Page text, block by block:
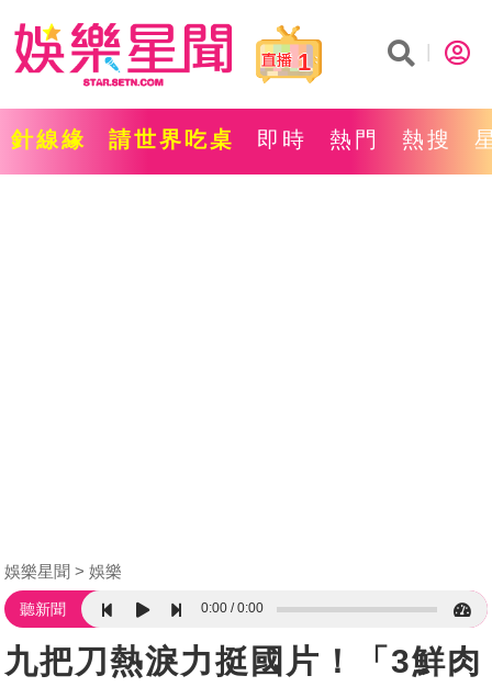
1
針線緣 請世界吃桌 即時 熱門 熱搜
娛樂星聞 娛樂
聽新聞 0:00 0:00
九把刀熱淚力挺國片！「3鮮肉